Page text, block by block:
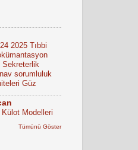
2025 Tıbbi
Sekreterlik
sorumluluk
Güz
Modelleri
Tümünü Göster